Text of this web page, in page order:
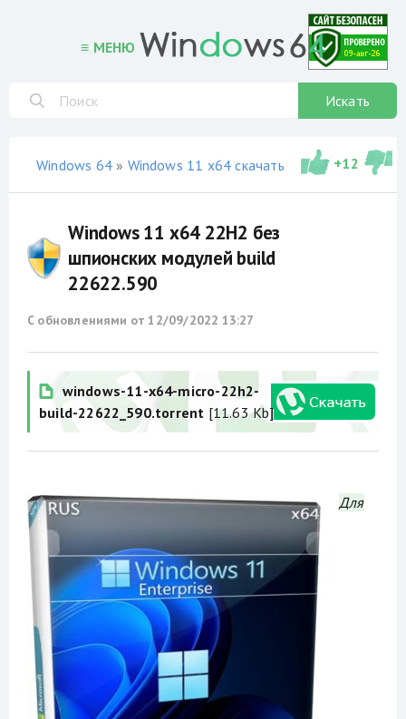
≡ МЕНЮ
Искать
Windows 64» Windows 11 x64 скачать торрент»не
+12
Windows 11 x64 22H2 без
шпионских модулей build
22622.590
С обновлениями от12/09/2022 13:27
windows-11-x64-micro-22h2-
build-22622_590.torrent [11.63 Kb]
Для